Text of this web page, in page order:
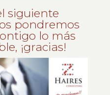
siguiente
pondremos
lo más
¡gracias!